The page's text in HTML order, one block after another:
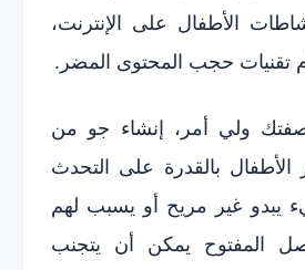
الأطفال على الإنترنت،
تقنيات حجب المحتوى المضر.
ولي أمر، إنشاء جو من
بالقدرة على التحدث
يبدو غير مريح أو يسبب لهم
المفتوح يمكن أن يتجنب